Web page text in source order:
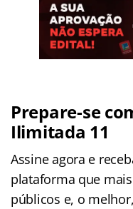
Prepare-se
Ilimitada 11
Assine agora e
plataforma que
públicos e, o